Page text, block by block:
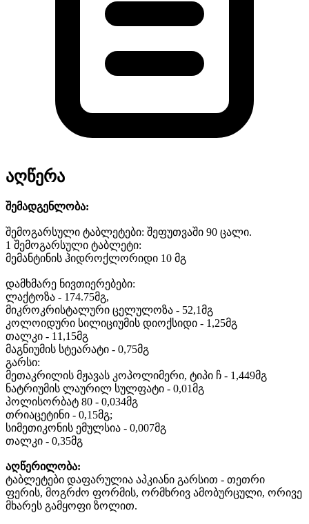
აღწერა
შემადგენლობა:
შემოგარსული ტაბლეტები: შეფუთვაში 90 ცალი.
1 შემოგარსული ტაბლეტი:
მემანტინის ჰიდროქლორიდი 10 მგ
დამხმარე ნივთიერებები:
ლაქტოზა - 174.75მგ,
მიკროკრისტალური ცელულოზა - 52,1მგ
კოლოიდური სილიციუმის დიოქსიდი - 1,25მგ
თალკი - 11,15მგ
მაგნიუმის სტეარატი - 0,75მგ
გარსი:
მეთაკრილის მჟავას კოპოლიმერი, ტიპი ჩ - 1,449მგ
ნატრიუმის ლაურილ სულფატი - 0,01მგ
პოლისორბატ 80 - 0,034მგ
თრიაცეტინი - 0,15მგ;
სიმეთიკონის ემულსია - 0,007მგ
თალკი - 0,35მგ
აღწერილობა:
ტაბლეტები დაფარულია აპკიანი გარსით - თეთრი
ფერის, მოგრძო ფორმის, ორმხრივ ამობურცული, ორივე
მხარეს გამყოფი ზოლით.